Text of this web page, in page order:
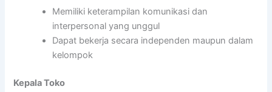
Memiliki keterampilan komunikasi dan
interpersonal yang unggul
Dapat bekerja secara independen maupun dalam
kelompok
Kepala Toko